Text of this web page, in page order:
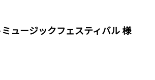
ュージックフェスティバル 様